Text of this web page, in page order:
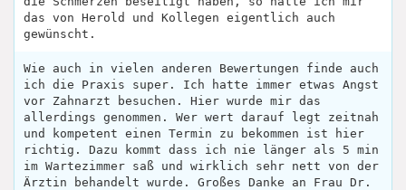
das von Herold und Kollegen eigentlich auch
gewünscht.
Wie auch in vielen anderen Bewertungen finde auch
ich die Praxis super. Ich hatte immer etwas Angst
vor Zahnarzt besuchen. Hier wurde mir das
allerdings genommen. Wer wert darauf legt zeitnah
und kompetent einen Termin zu bekommen ist hier
richtig. Dazu kommt dass ich nie länger als 5 min
im Wartezimmer saß und wirklich sehr nett von der
Ärztin behandelt wurde. Großes Danke an Frau Dr.